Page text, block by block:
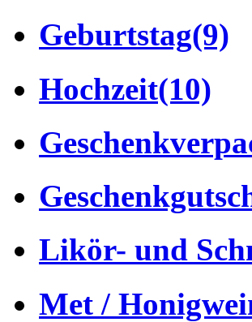
Geburtstag(9)
Hochzeit(10)
Likör- und
Met /